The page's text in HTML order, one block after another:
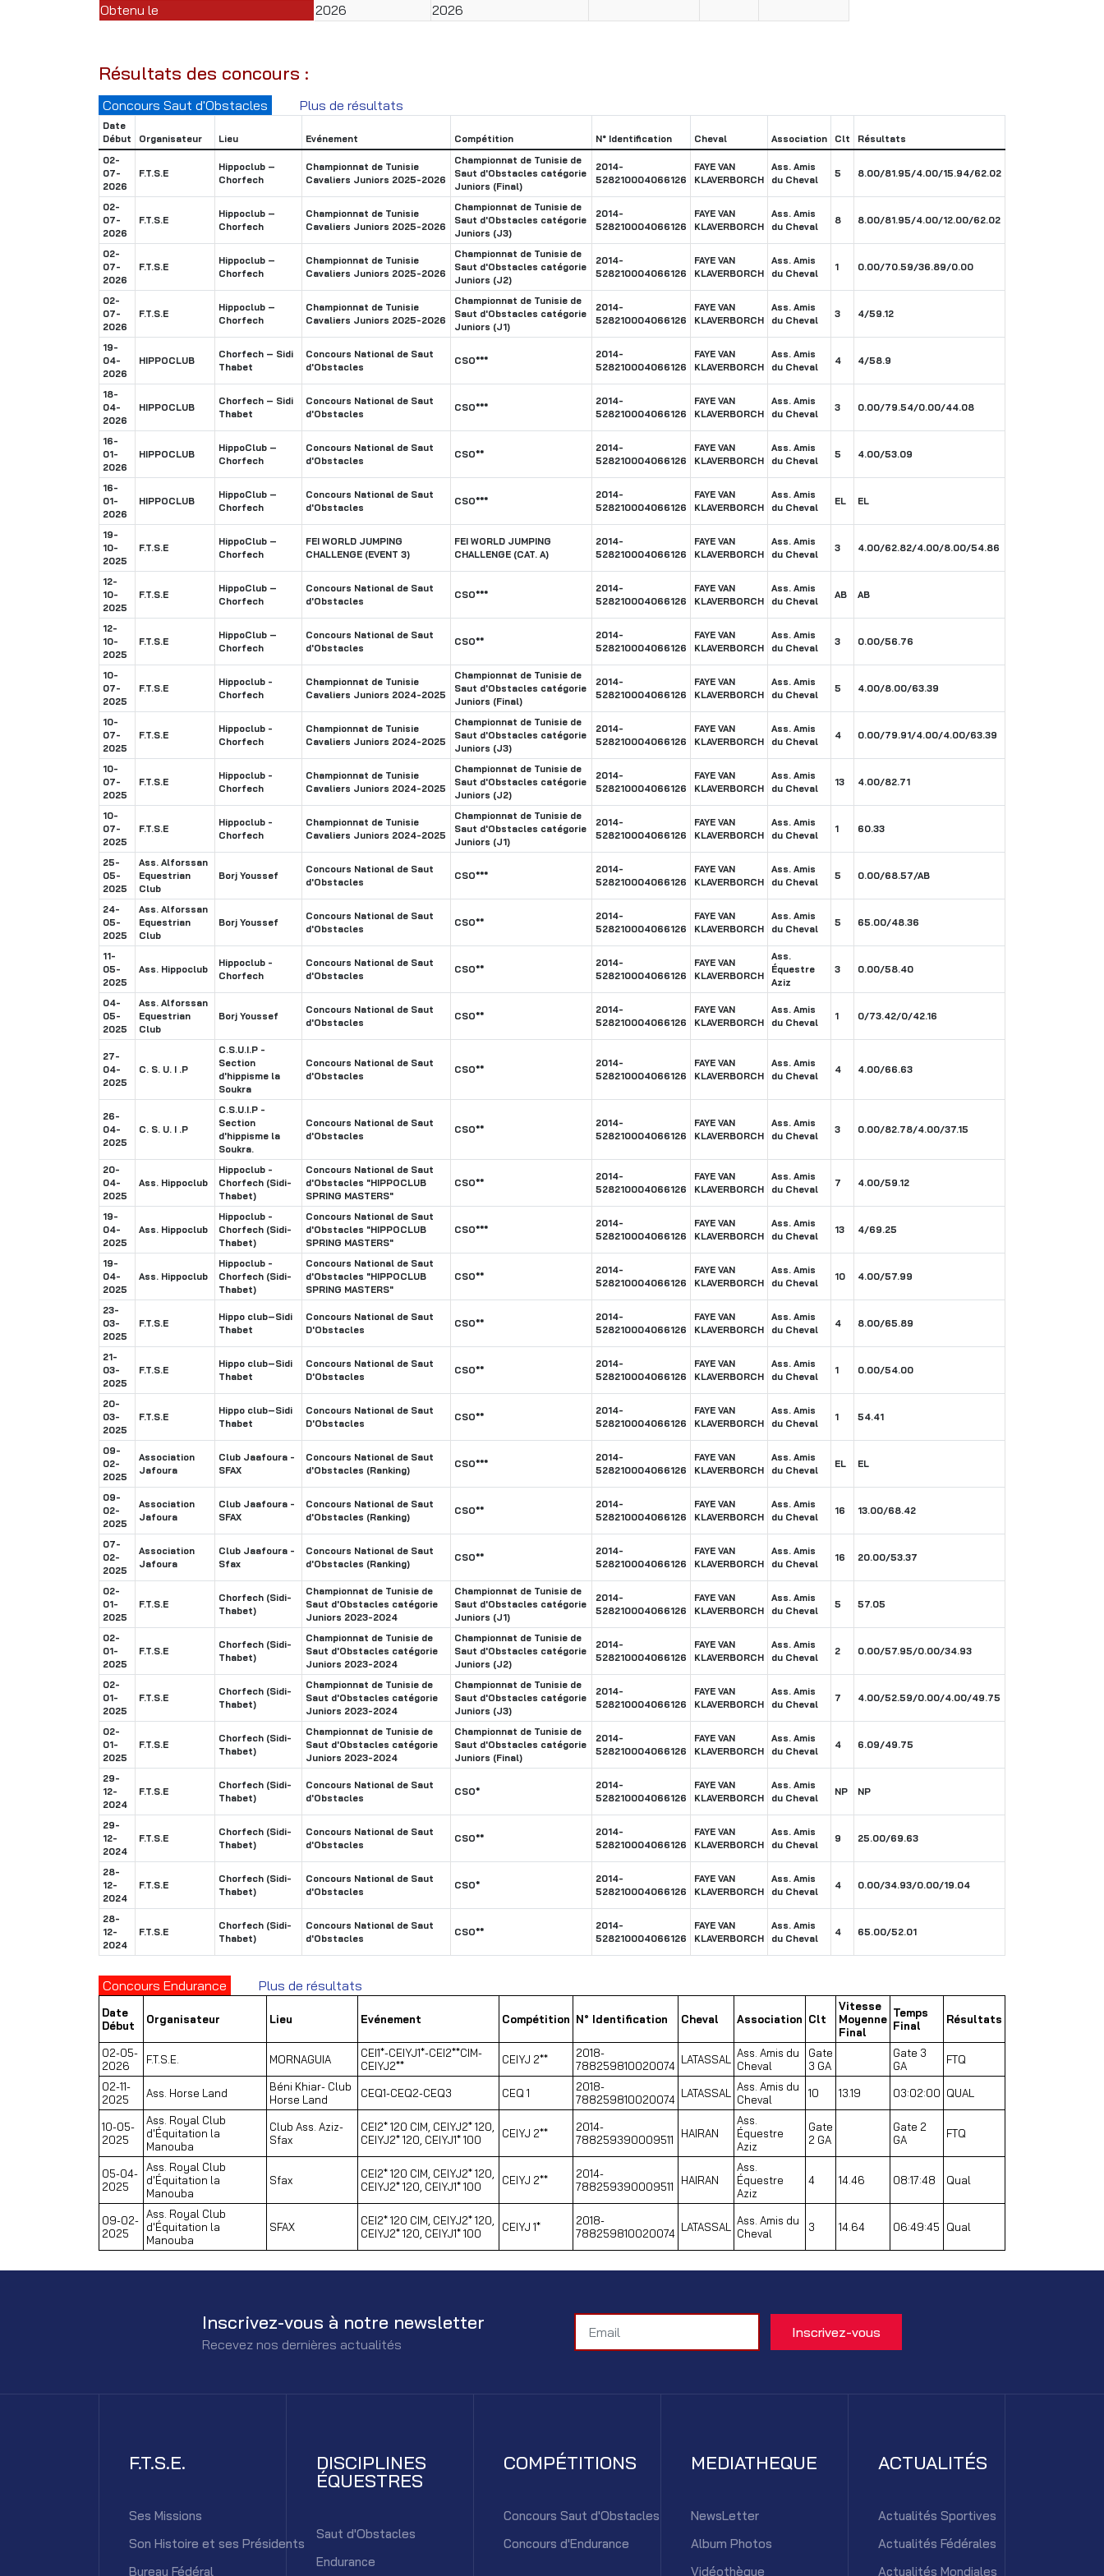
Obtenu le
2026 2026
Résultats des concours :
Concours Saut d'Obstacles Plus de résultats
Date
Début
Organisateur Lieu Evénement Compétition N° Identification Cheval Association Clt
Résultats
02-
07-
2026
F.T.S.E
Hippoclub –
Chorfech
Championnat de Tunisie
Cavaliers Juniors 2025-2026
Championnat de Tunisie de
Saut d'Obstacles catégorie
Juniors (Final)
2014-
528210004066126
FAYE VAN
KLAVERBORCH
Ass. Amis
du Cheval
5 8.00/81.95/4.00/15.94/62.02
02-
07-
2026
F.T.S.E
Hippoclub –
Chorfech
Championnat de Tunisie
Cavaliers Juniors 2025-2026
Championnat de Tunisie de
Saut d'Obstacles catégorie
Juniors (J3)
2014-
528210004066126
FAYE VAN
KLAVERBORCH
Ass. Amis
du Cheval
8 8.00/81.95/4.00/12.00/62.02
02-
07-
2026
F.T.S.E
Hippoclub –
Chorfech
Championnat de Tunisie
Cavaliers Juniors 2025-2026
Championnat de Tunisie de
Saut d'Obstacles catégorie
Juniors (J2)
2014-
528210004066126
FAYE VAN
KLAVERBORCH
Ass. Amis
du Cheval
1 0.00/70.59/36.89/0.00
02-
07-
2026
F.T.S.E
Hippoclub –
Chorfech
Championnat de Tunisie
Cavaliers Juniors 2025-2026
Championnat de Tunisie de
Saut d'Obstacles catégorie
Juniors (J1)
2014-
528210004066126
FAYE VAN
KLAVERBORCH
Ass. Amis
du Cheval
3 4/59.12
19-
04-
2026
HIPPOCLUB
Chorfech – Sidi
Thabet
Concours National de Saut
d'Obstacles
CSO***
2014-
528210004066126
FAYE VAN
KLAVERBORCH
Ass. Amis
du Cheval
4 4/58.9
18-
04-
2026
HIPPOCLUB
Chorfech – Sidi
Thabet
Concours National de Saut
d'Obstacles
CSO***
2014-
528210004066126
FAYE VAN
KLAVERBORCH
Ass. Amis
du Cheval
3 0.00/79.54/0.00/44.08
16-
01-
2026
HIPPOCLUB
HippoClub –
Chorfech
Concours National de Saut
d'Obstacles
CSO**
2014-
528210004066126
FAYE VAN
KLAVERBORCH
Ass. Amis
du Cheval
5 4.00/53.09
16-
01-
2026
HIPPOCLUB
HippoClub –
Chorfech
Concours National de Saut
d'Obstacles
CSO***
2014-
528210004066126
FAYE VAN
KLAVERBORCH
Ass. Amis
du Cheval
EL EL
19-
10-
2025
F.T.S.E
HippoClub –
Chorfech
FEI WORLD JUMPING
CHALLENGE (EVENT 3)
FEI WORLD JUMPING
CHALLENGE (CAT. A)
2014-
528210004066126
FAYE VAN
KLAVERBORCH
Ass. Amis
du Cheval
3 4.00/62.82/4.00/8.00/54.86
12-
10-
2025
F.T.S.E
HippoClub –
Chorfech
Concours National de Saut
d'Obstacles
CSO***
2014-
528210004066126
FAYE VAN
KLAVERBORCH
Ass. Amis
du Cheval
AB AB
12-
10-
2025
F.T.S.E
HippoClub –
Chorfech
Concours National de Saut
d'Obstacles
CSO**
2014-
528210004066126
FAYE VAN
KLAVERBORCH
Ass. Amis
du Cheval
3 0.00/56.76
10-
07-
2025
F.T.S.E
Hippoclub -
Chorfech
Championnat de Tunisie
Cavaliers Juniors 2024-2025
Championnat de Tunisie de
Saut d'Obstacles catégorie
Juniors (Final)
2014-
528210004066126
FAYE VAN
KLAVERBORCH
Ass. Amis
du Cheval
5 4.00/8.00/63.39
10-
07-
2025
F.T.S.E
Hippoclub -
Chorfech
Championnat de Tunisie
Cavaliers Juniors 2024-2025
Championnat de Tunisie de
Saut d'Obstacles catégorie
Juniors (J3)
2014-
528210004066126
FAYE VAN
KLAVERBORCH
Ass. Amis
du Cheval
4 0.00/79.91/4.00/4.00/63.39
10-
07-
2025
F.T.S.E
Hippoclub -
Chorfech
Championnat de Tunisie
Cavaliers Juniors 2024-2025
Championnat de Tunisie de
Saut d'Obstacles catégorie
Juniors (J2)
2014-
528210004066126
FAYE VAN
KLAVERBORCH
Ass. Amis
du Cheval
13 4.00/82.71
10-
07-
2025
F.T.S.E
Hippoclub -
Chorfech
Championnat de Tunisie
Cavaliers Juniors 2024-2025
Championnat de Tunisie de
Saut d'Obstacles catégorie
Juniors (J1)
2014-
528210004066126
FAYE VAN
KLAVERBORCH
Ass. Amis
du Cheval
1 60.33
25-
05-
2025
Ass. Alforssan
Equestrian
Club
Borj Youssef
Concours National de Saut
d'Obstacles
CSO***
2014-
528210004066126
FAYE VAN
KLAVERBORCH
Ass. Amis
du Cheval
5 0.00/68.57/AB
24-
05-
2025
Ass. Alforssan
Equestrian
Club
Borj Youssef
Concours National de Saut
d'Obstacles
CSO**
2014-
528210004066126
FAYE VAN
KLAVERBORCH
Ass. Amis
du Cheval
5 65.00/48.36
11-
05-
2025
Ass. Hippoclub
Hippoclub -
Chorfech
Concours National de Saut
d'Obstacles
CSO**
2014-
528210004066126
FAYE VAN
KLAVERBORCH
Ass.
Équestre
Aziz
3 0.00/58.40
04-
05-
2025
Ass. Alforssan
Equestrian
Club
Borj Youssef
Concours National de Saut
d'Obstacles
CSO**
2014-
528210004066126
FAYE VAN
KLAVERBORCH
Ass. Amis
du Cheval
1 0/73.42/0/42.16
27-
04-
2025
C. S. U. I .P
C.S.U.I.P -
Section
d'hippisme la
Soukra
Concours National de Saut
d'Obstacles
CSO**
2014-
528210004066126
FAYE VAN
KLAVERBORCH
Ass. Amis
du Cheval
4 4.00/66.63
26-
04-
2025
C. S. U. I .P
C.S.U.I.P -
Section
d'hippisme la
Soukra.
Concours National de Saut
d'Obstacles
CSO**
2014-
528210004066126
FAYE VAN
KLAVERBORCH
Ass. Amis
du Cheval
3 0.00/82.78/4.00/37.15
20-
04-
2025
Ass. Hippoclub
Hippoclub -
Chorfech (Sidi-
Thabet)
Concours National de Saut
d'Obstacles "HIPPOCLUB
SPRING MASTERS"
CSO**
2014-
528210004066126
FAYE VAN
KLAVERBORCH
Ass. Amis
du Cheval
7 4.00/59.12
19-
04-
2025
Ass. Hippoclub
Hippoclub -
Chorfech (Sidi-
Thabet)
Concours National de Saut
d'Obstacles "HIPPOCLUB
SPRING MASTERS"
CSO***
2014-
528210004066126
FAYE VAN
KLAVERBORCH
Ass. Amis
du Cheval
13 4/69.25
19-
04-
2025
Ass. Hippoclub
Hippoclub -
Chorfech (Sidi-
Thabet)
Concours National de Saut
d'Obstacles "HIPPOCLUB
SPRING MASTERS"
CSO**
2014-
528210004066126
FAYE VAN
KLAVERBORCH
Ass. Amis
du Cheval
10 4.00/57.99
23-
03-
2025
F.T.S.E
Hippo club–Sidi
Thabet
Concours National de Saut
D'Obstacles
CSO**
2014-
528210004066126
FAYE VAN
KLAVERBORCH
Ass. Amis
du Cheval
4 8.00/65.89
21-
03-
2025
F.T.S.E
Hippo club–Sidi
Thabet
Concours National de Saut
D'Obstacles
CSO**
2014-
528210004066126
FAYE VAN
KLAVERBORCH
Ass. Amis
du Cheval
1 0.00/54.00
20-
03-
2025
F.T.S.E
Hippo club–Sidi
Thabet
Concours National de Saut
D'Obstacles
CSO**
2014-
528210004066126
FAYE VAN
KLAVERBORCH
Ass. Amis
du Cheval
1 54.41
09-
02-
2025
Association
Jafoura
Club Jaafoura -
SFAX
Concours National de Saut
d'Obstacles (Ranking)
CSO***
2014-
528210004066126
FAYE VAN
KLAVERBORCH
Ass. Amis
du Cheval
EL EL
09-
02-
2025
Association
Jafoura
Club Jaafoura -
SFAX
Concours National de Saut
d'Obstacles (Ranking)
CSO**
2014-
528210004066126
FAYE VAN
KLAVERBORCH
Ass. Amis
du Cheval
16 13.00/68.42
07-
02-
2025
Association
Jafoura
Club Jaafoura -
Sfax
Concours National de Saut
d'Obstacles (Ranking)
CSO**
2014-
528210004066126
FAYE VAN
KLAVERBORCH
Ass. Amis
du Cheval
16 20.00/53.37
02-
01-
2025
F.T.S.E
Chorfech (Sidi-
Thabet)
Championnat de Tunisie de
Saut d'Obstacles catégorie
Juniors 2023-2024
Championnat de Tunisie de
Saut d'Obstacles catégorie
Juniors (J1)
2014-
528210004066126
FAYE VAN
KLAVERBORCH
Ass. Amis
du Cheval
5 57.05
02-
01-
2025
F.T.S.E
Chorfech (Sidi-
Thabet)
Championnat de Tunisie de
Saut d'Obstacles catégorie
Juniors 2023-2024
Championnat de Tunisie de
Saut d'Obstacles catégorie
Juniors (J2)
2014-
528210004066126
FAYE VAN
KLAVERBORCH
Ass. Amis
du Cheval
2 0.00/57.95/0.00/34.93
02-
01-
2025
F.T.S.E
Chorfech (Sidi-
Thabet)
Championnat de Tunisie de
Saut d'Obstacles catégorie
Juniors 2023-2024
Championnat de Tunisie de
Saut d'Obstacles catégorie
Juniors (J3)
2014-
528210004066126
FAYE VAN
KLAVERBORCH
Ass. Amis
du Cheval
7 4.00/52.59/0.00/4.00/49.75
02-
01-
2025
F.T.S.E
Chorfech (Sidi-
Thabet)
Championnat de Tunisie de
Saut d'Obstacles catégorie
Juniors 2023-2024
Championnat de Tunisie de
Saut d'Obstacles catégorie
Juniors (Final)
2014-
528210004066126
FAYE VAN
KLAVERBORCH
Ass. Amis
du Cheval
4 6.09/49.75
29-
12-
2024
F.T.S.E
Chorfech (Sidi-
Thabet)
Concours National de Saut
d'Obstacles
CSO*
2014-
528210004066126
FAYE VAN
KLAVERBORCH
Ass. Amis
du Cheval
NP NP
29-
12-
2024
F.T.S.E
Chorfech (Sidi-
Thabet)
Concours National de Saut
d'Obstacles
CSO**
2014-
528210004066126
FAYE VAN
KLAVERBORCH
Ass. Amis
du Cheval
9 25.00/69.63
28-
12-
2024
F.T.S.E
Chorfech (Sidi-
Thabet)
Concours National de Saut
d'Obstacles
CSO*
2014-
528210004066126
FAYE VAN
KLAVERBORCH
Ass. Amis
du Cheval
4 0.00/34.93/0.00/19.04
28-
12-
2024
F.T.S.E
Chorfech (Sidi-
Thabet)
Concours National de Saut
d'Obstacles
CSO**
2014-
528210004066126
FAYE VAN
KLAVERBORCH
Ass. Amis
du Cheval
4 65.00/52.01
Concours Endurance Plus de résultats
Date
Début
Organisateur Lieu Evénement Compétition N° Identification Cheval Association Clt
Vitesse
Moyenne
Final
Temps
Final
Résultats
02-05-
2026
F.T.S.E. MORNAGUIA
CEI1*-CEIYJ1*-CEI2**CIM-
CEIYJ2**
CEIYJ 2**
2018-
788259810020074 LATASSAL
Ass. Amis du
Cheval
Gate
3 GA
Gate 3
GA
FTQ
02-11-
2025
Ass. Horse Land
Béni Khiar- Club
Horse Land
CEQ1-CEQ2-CEQ3 CEQ 1
2018-
788259810020074 LATASSAL
Ass. Amis du
Cheval
10 13.19 03:02:00 QUAL
10-05-
2025
Ass. Royal Club
d'Équitation la
Manouba
Club Ass. Aziz-
Sfax
CEI2* 120 CIM, CEIYJ2* 120,
CEIYJ2* 120, CEIYJ1* 100
CEIYJ 2**
2014-
788259390009511
HAIRAN
Ass.
Équestre
Aziz
Gate
2 GA
Gate 2
GA
FTQ
05-04-
2025
Ass. Royal Club
d'Équitation la
Manouba
Sfax
CEI2* 120 CIM, CEIYJ2* 120,
CEIYJ2* 120, CEIYJ1* 100
CEIYJ 2**
2014-
788259390009511
HAIRAN
Ass.
Équestre
Aziz
4 14.46 08:17:48 Qual
09-02-
2025
Ass. Royal Club
d'Équitation la
Manouba
SFAX
CEI2* 120 CIM, CEIYJ2* 120,
CEIYJ2* 120, CEIYJ1* 100
CEIYJ 1*
2018-
788259810020074 LATASSAL
Ass. Amis du
Cheval
3 14.64 06:49:45 Qual
Inscrivez-vous à notre newsletter
Recevez nos dernières actualités
F.T.S.E.
Ses Missions
Son Histoire et ses Présidents
Bureau Fédéral
DISCIPLINES
ÉQUESTRES
Saut d'Obstacles
Endurance
COMPÉTITIONS
Concours Saut d'Obstacles
Concours d'Endurance
MEDIATHEQUE
NewsLetter
Album Photos
Vidéothèque
ACTUALITÉS
Actualités Sportives
Actualités Fédérales
Actualités Mondiales